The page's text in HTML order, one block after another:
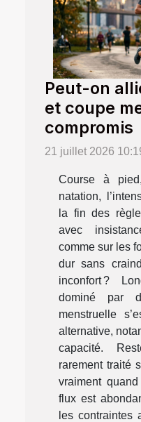
Peut-on
et coupe
compromis
21 juillet 2026
Course à
natation,
la fin des
avec
comme sur les
dur sans
inconfort ?
dominé par
menstruelle
alternative,
capacité.
rarement traité
vraiment
flux est
les contraintes